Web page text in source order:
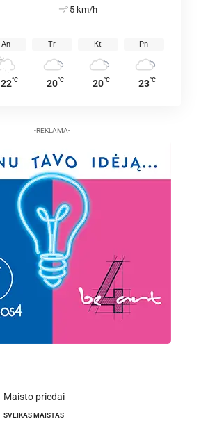
5 km/h
An
22°C
Tr
20°C
Kt
20°C
Pn
23°C
-REKLAMA-
Maisto priedai
SVEIKAS MAISTAS